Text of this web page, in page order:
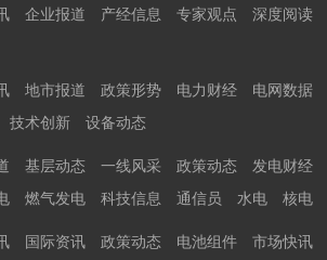
企业报道 产经信息 专家观点 深度阅读
地市报道 政策形势 电力财经 电网数据
技术创新 设备动态
基层动态 一线风采 政策动态 发电财经
燃气发电 科技信息 通信员 水电 核电
国际资讯 政策动态 电池组件 市场快讯